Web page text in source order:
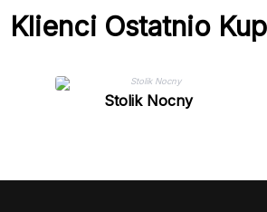
Klienci Ostatnio
Stolik Nocny